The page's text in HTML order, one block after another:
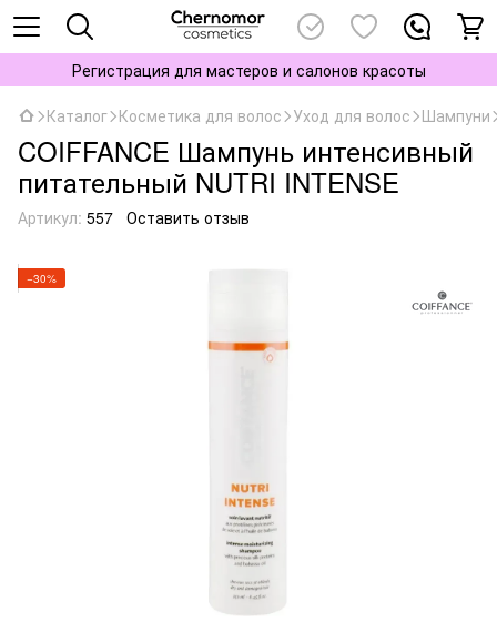
Регистрация для мастеров и салонов красоты
Каталог Косметика для волос Уход для волос Шампуни
COIFFANCE Шампунь интенсивный
питательный NUTRI INTENSE
Артикул: 557 Оставить отзыв
−30%